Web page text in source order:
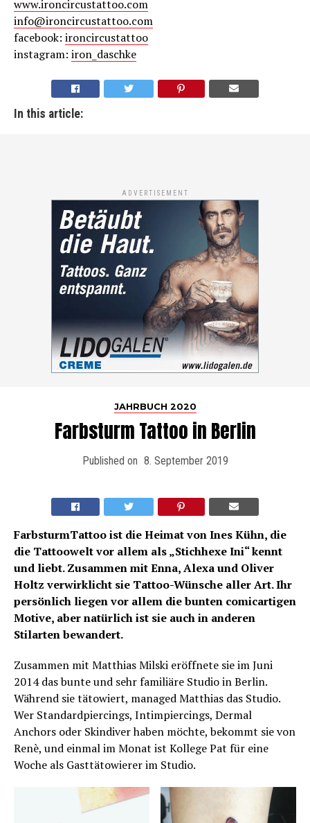
www.ironcircustattoo.com
info@ironcircustattoo.com
facebook: ironcircustattoo
instagram: iron_daschke
In this article:
ADVERTISEMENT
JAHRBUCH 2020
Farbsturm Tattoo in Berlin
Published on 8. September 2019
FarbsturmTattoo ist die Heimat von Ines Kühn, die
die Tattoowelt vor allem als „Stichhexe Ini“ kennt
und liebt. Zusammen mit Enna, Alexa und Oliver
Holtz verwirklicht sie Tattoo-Wünsche aller Art. Ihr
persönlich liegen vor allem die bunten comicartigen
Motive, aber natürlich ist sie auch in anderen
Stilarten bewandert.
Zusammen mit Matthias Milski eröffnete sie im Juni
2014 das bunte und sehr familiäre Studio in Berlin.
Während sie tätowiert, managed Matthias das Studio.
Wer Standardpiercings, Intimpiercings, Dermal
Anchors oder Skindiver haben möchte, bekommt sie von
Renè, und einmal im Monat ist Kollege Pat für eine
Woche als Gasttätowierer im Studio.